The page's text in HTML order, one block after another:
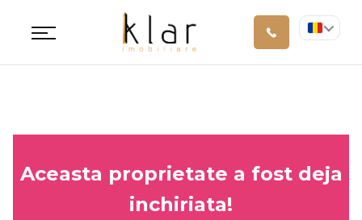
Aceasta proprietate a fost deja
inchiriata!